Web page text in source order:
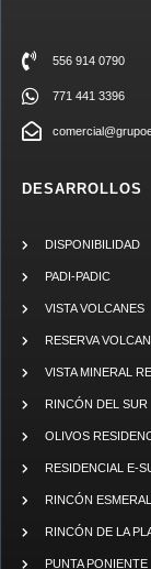
556 914 0790
771 441 3396
DESARROLLOS
DISPONIBILIDAD
PADI-PADIC
VISTA VOLCANES
RESERVA
VISTA MINERAL
RINCÓN DEL SUR
OLIVOS
RESIDENCIAL E-
RINCÓN
RINCÓN DE LA
PUNTA PONIENTE